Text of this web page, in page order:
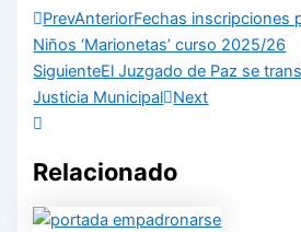
PrevAnteriorFechas inscripciones
Niños ‘Marionetas’ curso 2025/26
SiguienteEl Juzgado de Paz se
Justicia Municipal Next
Relacionado